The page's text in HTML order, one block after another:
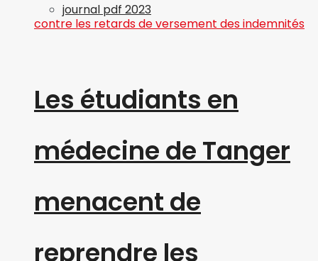
journal pdf 2023
Les étudiants en
médecine de Tanger
menacent de
reprendre les